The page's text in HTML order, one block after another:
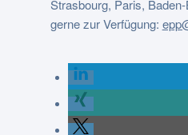
Strasbourg, Paris,
gerne zur Verfügung: